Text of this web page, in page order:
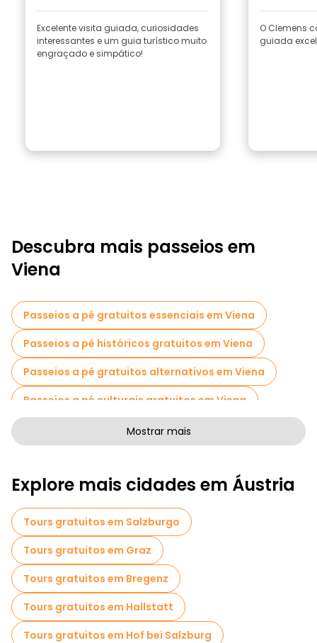
Excelente visita guiada, curiosidades
interessantes e um guia turístico muito
engraçado e simpático!
O Clemens
guiada
Descubra mais passeios em
Viena
Passeios a pé gratuitos essenciais em Viena
Passeios a pé históricos gratuitos em Viena
Passeios a pé gratuitos alternativos em Viena
Passeios a pé culturais gratuitos em Viena
Passeios a pé gratuitos de arte em Viena
Passeios de Pub Crawl em Viena
Atividades esportivas em Viena
Passeios autoguiados em Viena
Visitas gratuitas à guerra em Viena
Museus em Viena
Visita guiada gratuita à cidade velha Viena
Mostrar mais
Explore mais cidades em Áustria
Tours gratuitos em Salzburgo
Tours gratuitos em Graz
Tours gratuitos em Bregenz
Tours gratuitos em Hallstatt
Tours gratuitos em Hof bei Salzburg